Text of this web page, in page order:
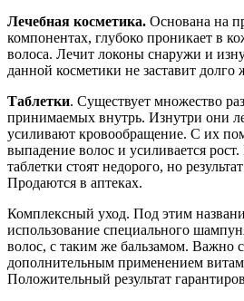
Лечебная косметика. Основана на
компонентах, глубоко проникает в
волоса. Лечит локоны снаружи и
данной косметики не заставит долго
Таблетки. Существует множество
принимаемых внутрь. Изнутри они
усиливают кровообращение. С их
выпадение волос и усиливается
таблетки стоят недорого, но
Продаются в аптеках.
Комплексный уход. Под этим
использование специального
волос, с таким же бальзамом. Важно
дополнительным применением
Положительный результат